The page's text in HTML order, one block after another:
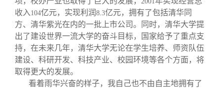
收入 104亿元，实现利润 8.3亿元，拥有了包括清华同
方、清华紫光在内的一批上市公司。同时，清华大学提
出了建设世界一流大学的奋斗目标，国家给予了重点支
持，在未来几年，清华大学无论在学生培养、师资队伍
建设、科研开发、科技产业、校园环境等各个方面，将
取得更大的发展。
看着雨华兴奋的样子，我自己也不由自主地拥有了